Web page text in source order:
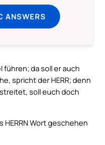
ANSWERS
führen; da soll er auch
spricht der HERR; denn
soll euch doch
HERRN Wort geschehen